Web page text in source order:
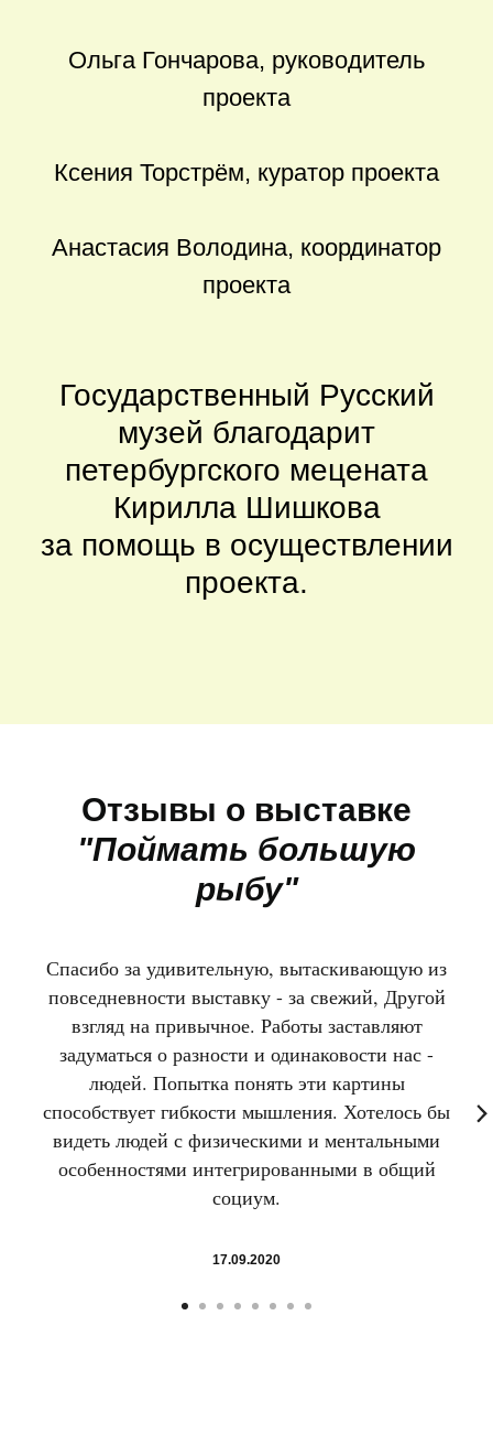
Ольга Гончарова, руководитель
проекта
Ксения Торстрём, куратор проекта
Анастасия Володина, координатор
проекта
Государственный Русский
музей благодарит
петербургского мецената
Кирилла Шишкова
за помощь в осуществлении
проекта.
Отзывы о выставке
"Поймать большую
рыбу"
Спасибо за удивительную, вытаскивающую из
повседневности выставку - за свежий, Другой
взгляд на привычное. Работы заставляют
задуматься о разности и одинаковости нас -
людей. Попытка понять эти картины
способствует гибкости мышления. Хотелось бы
видеть людей с физическими и ментальными
особенностями интегрированными в общий
социум.
17.09.2020